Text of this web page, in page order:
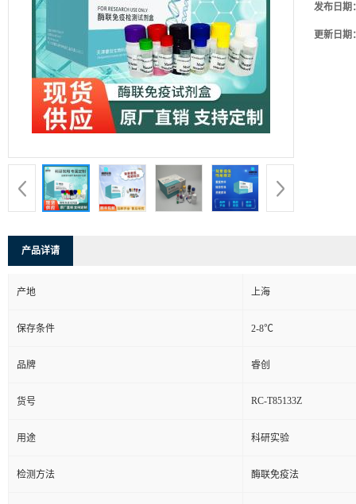
发布日期
更新日期
产品详请
产地 上海
保存条件 2-8℃
品牌 睿创
货号 RC-T85133Z
用途 科研实验
检测方法 酶联免疫法